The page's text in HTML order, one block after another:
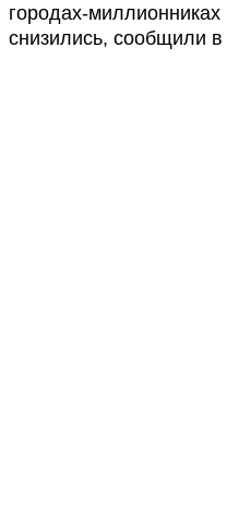
городах-
снизились, сообщили